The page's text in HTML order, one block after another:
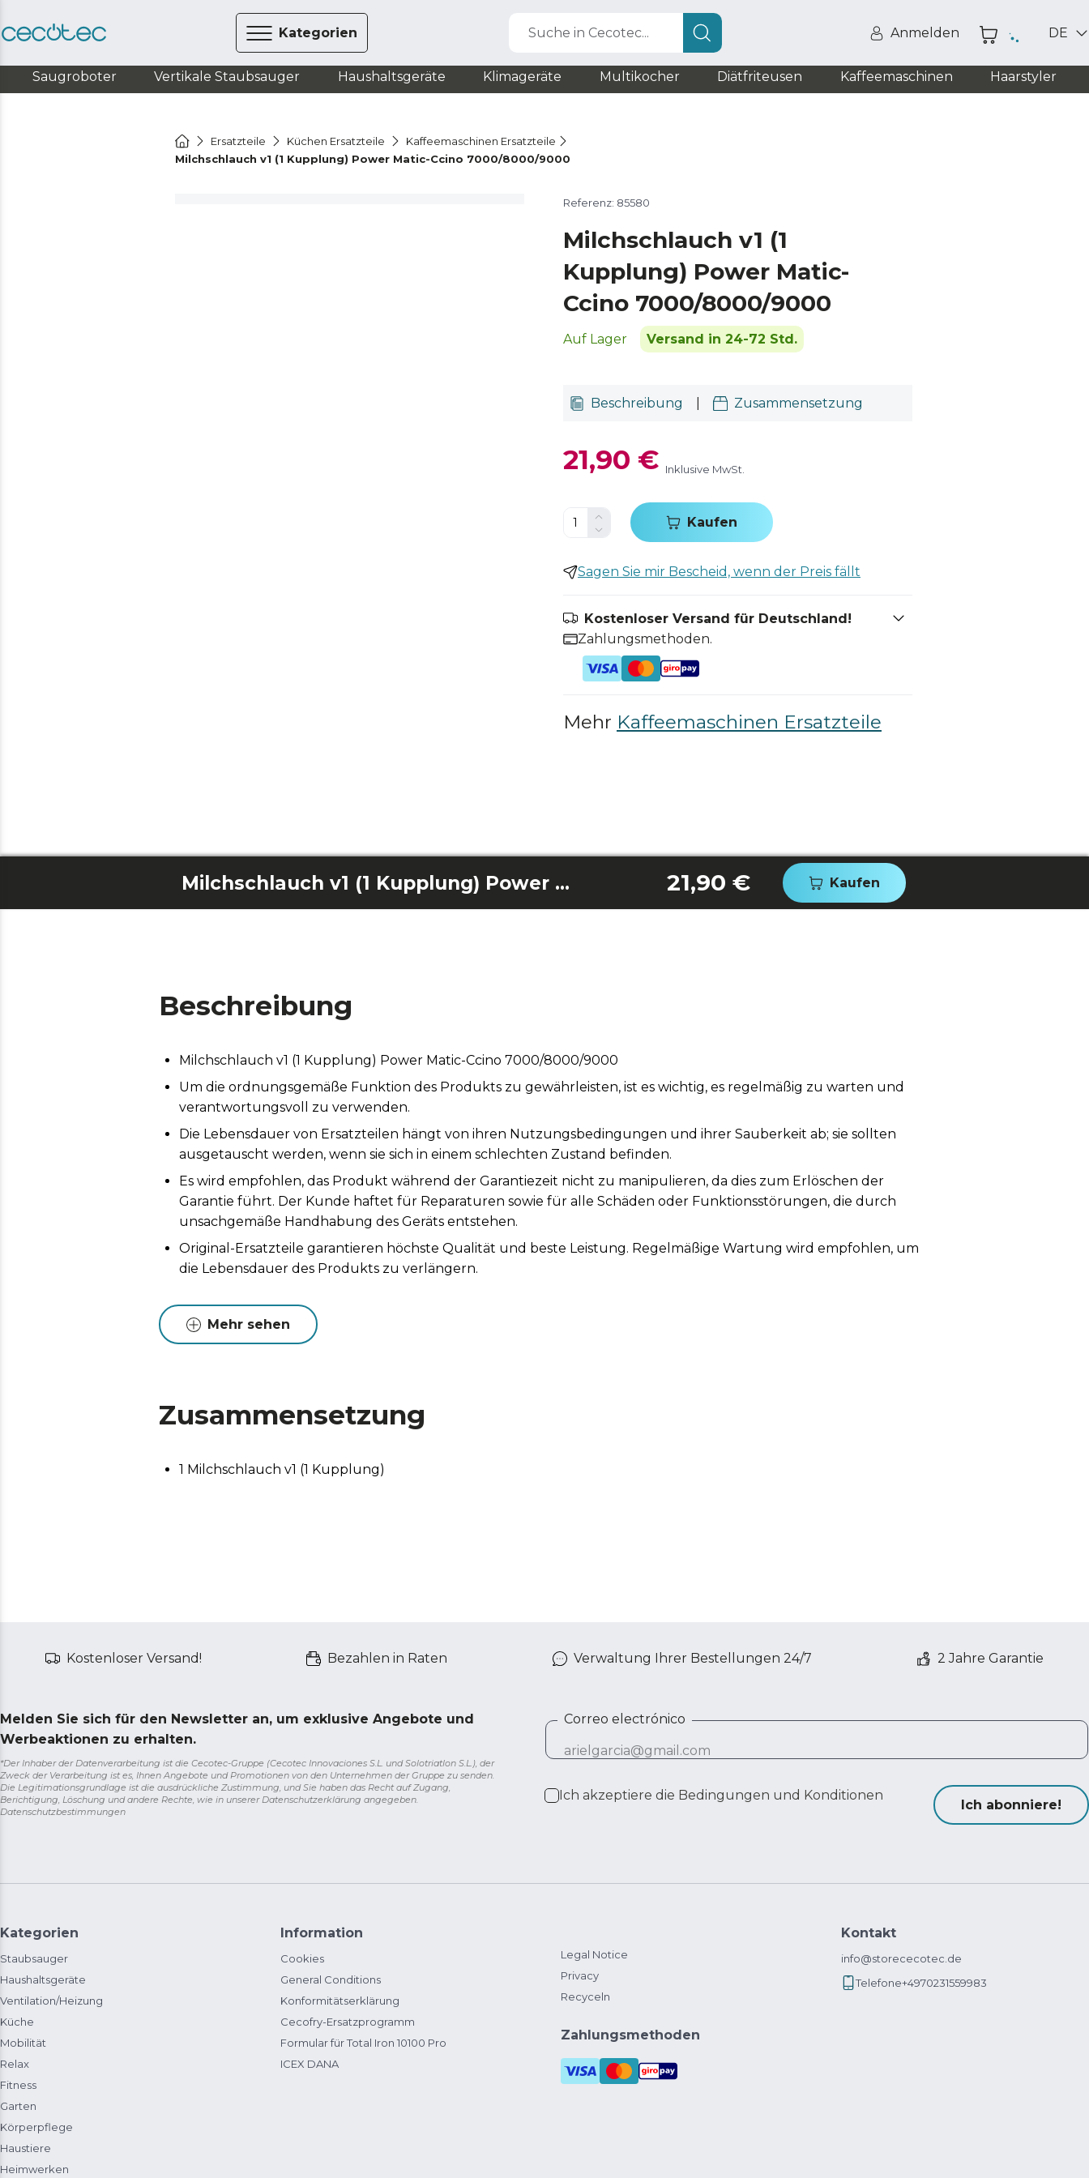
Kategorien Suche in Cecotec... Anmelden DE
Saugroboter Vertikale Staubsauger Haushaltsgeräte Klimageräte Multikocher Diätfriteusen Kaffeemaschinen Haarstyler
Ersatzteile Küchen Ersatzteile
Kaffeemaschinen Ersatzteile
Milchschlauch v1 (1 Kupplung) Power Matic-Ccino 7000/8000/9000
Referenz: 85580
Milchschlauch v1 (1
Kupplung) Power Matic-
Ccino 7000/8000/9000
Auf Lager Versand in 24-72 Std.
Beschreibung Zusammensetzung
21,90 € Inklusive MwSt.
Kaufen
Sagen Sie mir Bescheid, wenn der Preis fällt
Kostenloser Versand für Deutschland!
Zahlungsmethoden.
Mehr Kaffeemaschinen Ersatzteile
Milchschlauch v1 (1 Kupplung) Power Matic-Ccino 7000/8000/9000 21,90 € Kaufen
Beschreibung
Milchschlauch v1 (1 Kupplung) Power Matic-Ccino 7000/8000/9000
Um die ordnungsgemäße Funktion des Produkts zu gewährleisten, ist es wichtig, es regelmäßig zu warten und
verantwortungsvoll zu verwenden.
Die Lebensdauer von Ersatzteilen hängt von ihren Nutzungsbedingungen und ihrer Sauberkeit ab; sie sollten
ausgetauscht werden, wenn sie sich in einem schlechten Zustand befinden.
Es wird empfohlen, das Produkt während der Garantiezeit nicht zu manipulieren, da dies zum Erlöschen der
Garantie führt. Der Kunde haftet für Reparaturen sowie für alle Schäden oder Funktionsstörungen, die durch
unsachgemäße Handhabung des Geräts entstehen.
Original-Ersatzteile garantieren höchste Qualität und beste Leistung. Regelmäßige Wartung wird empfohlen, um
die Lebensdauer des Produkts zu verlängern.
Mehr sehen
Zusammensetzung
1 Milchschlauch v1 (1 Kupplung)
Kostenloser Versand! Bezahlen in Raten Verwaltung Ihrer Bestellungen 24/7 2 Jahre Garantie
Melden Sie sich für den Newsletter an, um exklusive Angebote und
Werbeaktionen zu erhalten.
*Der Inhaber der Datenverarbeitung ist die Cecotec-Gruppe (Cecotec Innovaciones S.L. und Solotriatlon S.L.), der
Zweck der Verarbeitung ist es, Ihnen Angebote und Promotionen von den Unternehmen der Gruppe zu senden.
Die Legitimationsgrundlage ist die ausdrückliche Zustimmung, und Sie haben das Recht auf Zugang,
Berichtigung, Löschung und andere Rechte, wie in unserer Datenschutzerklärung angegeben.
Datenschutzbestimmungen
Correo electrónico
Ich akzeptiere die Bedingungen und Konditionen
Ich abonniere!
Kategorien
Staubsauger
Haushaltsgeräte
Ventilation/Heizung
Küche
Mobilität
Relax
Fitness
Garten
Körperpflege
Haustiere
Heimwerken
Information
Cookies
General Conditions
Konformitätserklärung
Cecofry-Ersatzprogramm
Formular für Total Iron 10100 Pro
ICEX DANA
Legal Notice
Privacy
Recyceln
Zahlungsmethoden
Kontakt
info@storececotec.de
Telefone+4970231559983